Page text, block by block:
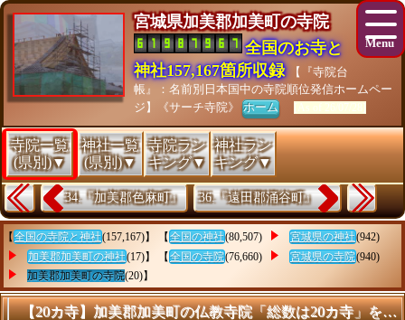
宮城県加美郡加美町の寺院
全国のお寺と
神社157,167箇所収録
【『寺院台
帳』：名前別日本国中の寺院順位発信ホームペー
ジ】《サーチ寺院》ホーム [As of 26/07/28]
寺院一覧
(県別)▼
神社一覧
(県別)▼
寺院ラン
キング▼
神社ラン
キング▼
34.『加美郡色麻町』 36.『遠田郡涌谷町』
【 全国の寺院と神社(157,167)】 【 全国の神社(80,507) 宮城県の神社(942)
加美郡加美町の神社(17)】 【 全国の寺院(76,660) 宮城県の寺院(940)
加美郡加美町の寺院(20)】
【20カ寺】加美郡加美町の仏教寺院「総数は20カ寺」を理